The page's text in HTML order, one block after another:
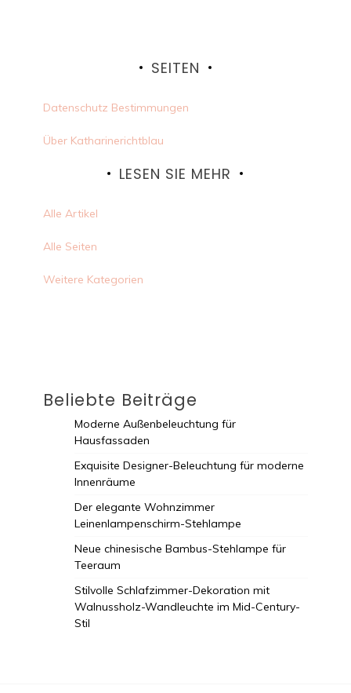
SEITEN
Datenschutz Bestimmungen
Über Katharinerichtblau
LESEN SIE MEHR
Alle Artikel
Alle Seiten
Weitere Kategorien
Beliebte Beiträge
Moderne Außenbeleuchtung für
Hausfassaden
Exquisite Designer-Beleuchtung für moderne
Innenräume
Der elegante Wohnzimmer
Leinenlampenschirm-Stehlampe
Neue chinesische Bambus-Stehlampe für
Teeraum
Stilvolle Schlafzimmer-Dekoration mit
Walnussholz-Wandleuchte im Mid-Century-
Stil